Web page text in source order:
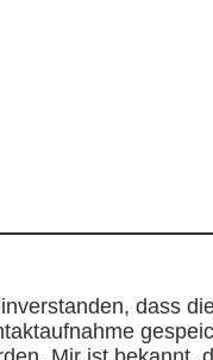
dass